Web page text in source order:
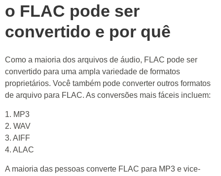
o FLAC pode ser
convertido e por quê
Como a maioria dos arquivos de áudio, FLAC pode ser
convertido para uma ampla variedade de formatos
proprietários. Você também pode converter outros formatos
de arquivo para FLAC. As conversões mais fáceis incluem:
1. MP3
2. WAV
3. AIFF
4. ALAC
A maioria das pessoas converte FLAC para MP3 e vice-